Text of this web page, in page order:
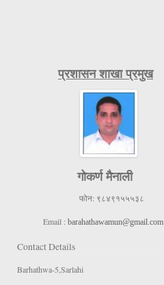
प्रशासन शाखा प्रमुख
गोकर्ण मैनाली
फोन: ९८४९१५५५३८
Email : barahathawamun@gmail.com
Contact Details
Barhathwa-5,Sarlahi